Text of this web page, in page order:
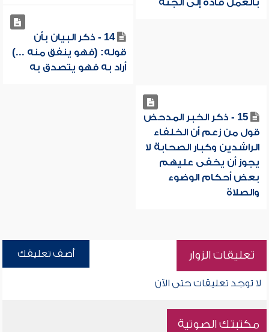
بالعمل قاده إلى الجنة
14 - ذكر البيان بأن
قوله: (فهو ينفق منه ...)
أراد به فهو يتصدق به
15 - ذكر الخبر المدحض
قول من زعم أن الخلفاء
الراشدين وكبار الصحابة لا
يجوز أن يخفى عليهم
بعض أحكام الوضوء
والصلاة
تعليقات الزوار أضف تعليقك
لا توجد تعليقات حتى الآن
مكتبتك الصوتية